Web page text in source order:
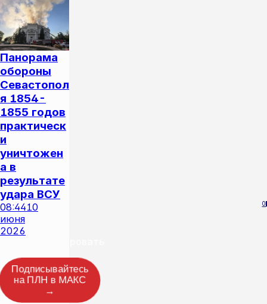
Панорама
обороны
Севастопол
я 1854-
1855 годов
практическ
и
уничтожен
а в
результате
удара ВСУ
08:4410
июня
2026
0
Подписывайтесь
на ПЛН в МАКС
→